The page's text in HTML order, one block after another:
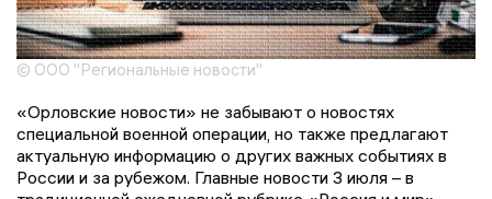
© ООО "Региональные новости"
«Орловские новости» не забывают о новостях
специальной военной операции, но также предлагают
актуальную информацию о других важных событиях в
России и за рубежом. Главные новости 3 июля – в